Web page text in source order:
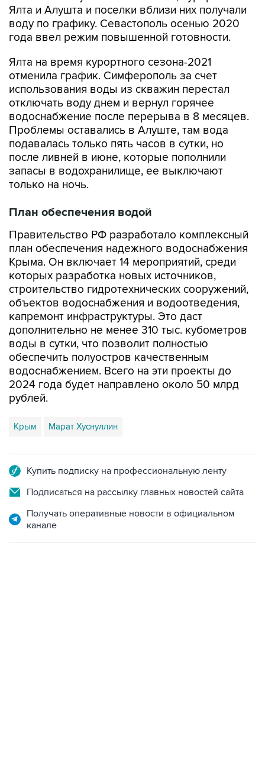
Ялта и Алушта и поселки вблизи них получали
воду по графику. Севастополь осенью 2020
года ввел режим повышенной готовности.
Ялта на время курортного сезона-2021
отменила график. Симферополь за счет
использования воды из скважин перестал
отключать воду днем и вернул горячее
водоснабжение после перерыва в 8 месяцев.
Проблемы оставались в Алуште, там вода
подавалась только пять часов в сутки, но
после ливней в июне, которые пополнили
запасы в водохранилище, ее выключают
только на ночь.
План обеспечения водой
Правительство РФ разработало комплексный
план обеспечения надежного водоснабжения
Крыма. Он включает 14 мероприятий, среди
которых разработка новых источников,
строительство гидротехнических сооружений,
объектов водоснабжения и водоотведения,
капремонт инфраструктуры. Это даст
дополнительно не менее 310 тыс. кубометров
воды в сутки, что позволит полностью
обеспечить полуостров качественным
водоснабжением. Всего на эти проекты до
2024 года будет направлено около 50 млрд
рублей.
Крым Марат Хуснуллин
Купить подписку на профессиональную ленту
Подписаться на рассылку главных новостей сайта
Получать оперативные новости в официальном
канале